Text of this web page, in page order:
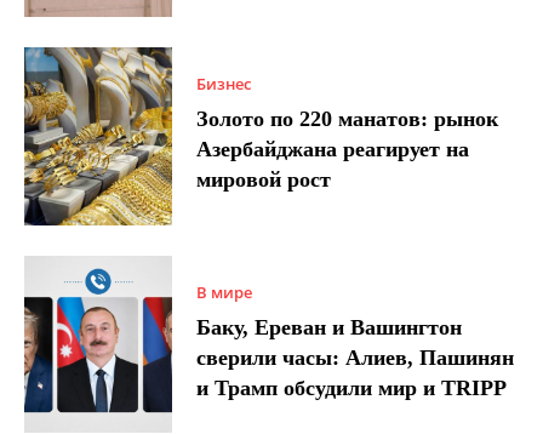
Бизнес
Золото по 220 манатов: рынок
Азербайджана реагирует на
мировой рост
В мире
Баку, Ереван и Вашингтон
сверили часы: Алиев, Пашинян
и Трамп обсудили мир и TRIPP